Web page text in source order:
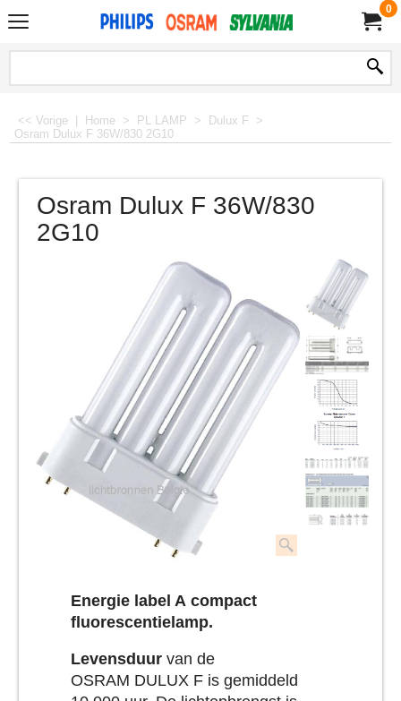
0
<< Vorige Home > PL LAMP > Dulux F >
Osram Dulux F 36W/830 2G10
Osram Dulux F 36W/830
2G10
Energie label A compact
fluorescentielamp.
Levensduur van de
OSRAM DULUX F is gemiddeld